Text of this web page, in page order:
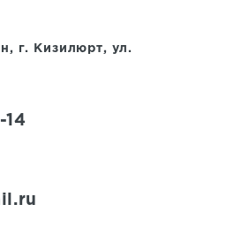
г. Кизилюрт, ул.
14